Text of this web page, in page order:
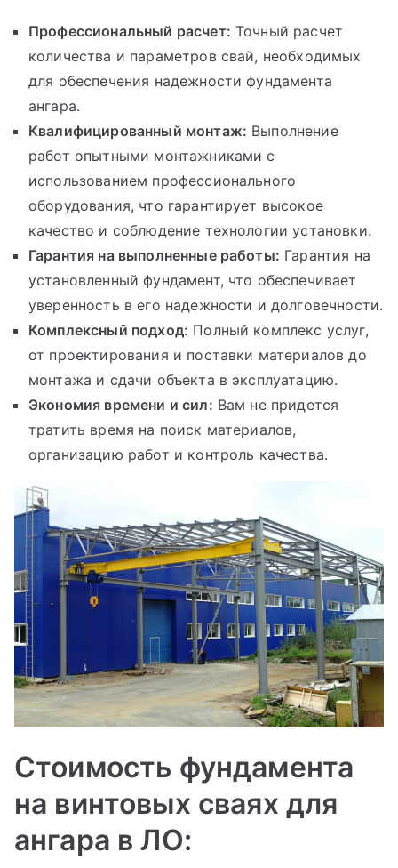
Профессиональный расчет: Точный расчет
количества и параметров свай, необходимых
для обеспечения надежности фундамента
ангара.
Квалифицированный монтаж: Выполнение
работ опытными монтажниками с
использованием профессионального
оборудования, что гарантирует высокое
качество и соблюдение технологии установки.
Гарантия на выполненные работы: Гарантия на
установленный фундамент, что обеспечивает
уверенность в его надежности и долговечности.
Комплексный подход: Полный комплекс услуг,
от проектирования и поставки материалов до
монтажа и сдачи объекта в эксплуатацию.
Экономия времени и сил: Вам не придется
тратить время на поиск материалов,
организацию работ и контроль качества.
Стоимость фундамента
на винтовых сваях для
ангара в ЛО: